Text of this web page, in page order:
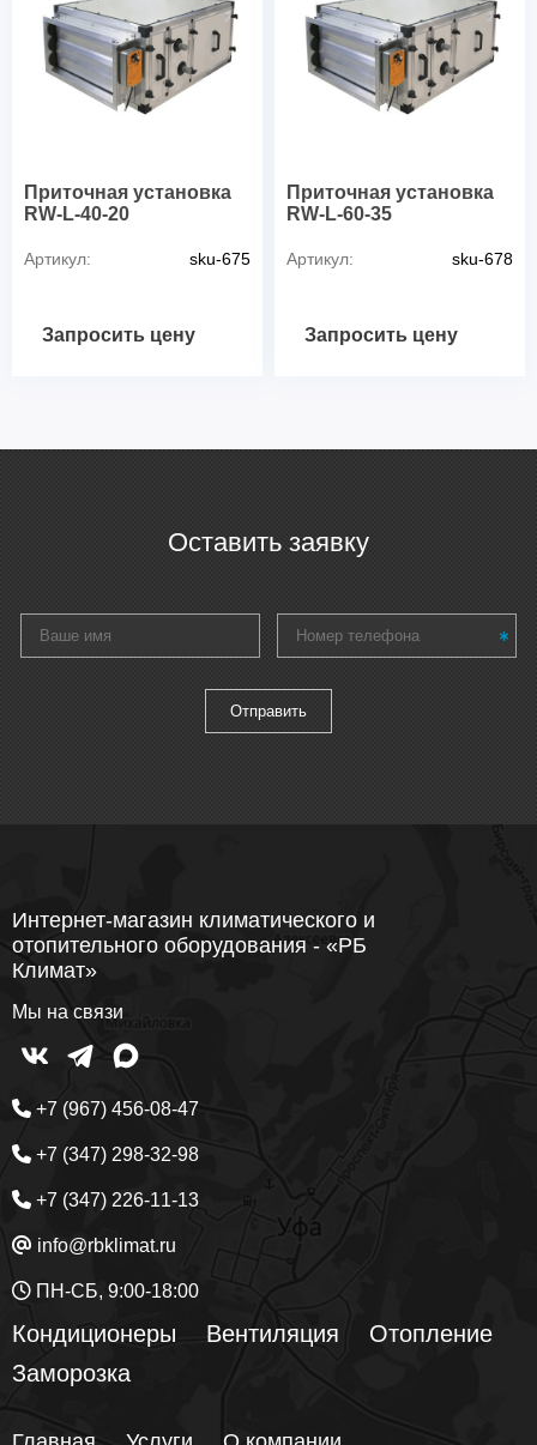
Приточная установка
RW-L-40-20
Артикул: sku-675
Запросить цену
Приточная установка
RW-L-60-35
Артикул: sku-678
Запросить цену
Оставить заявку
Интернет-магазин климатического и
отопительного оборудования - «РБ
Климат»
Мы на связи
+7 (967) 456-08-47
+7 (347) 298-32-98
+7 (347) 226-11-13
info@rbklimat.ru
ПН-СБ, 9:00-18:00
Кондиционеры Вентиляция
Отопление
Заморозка